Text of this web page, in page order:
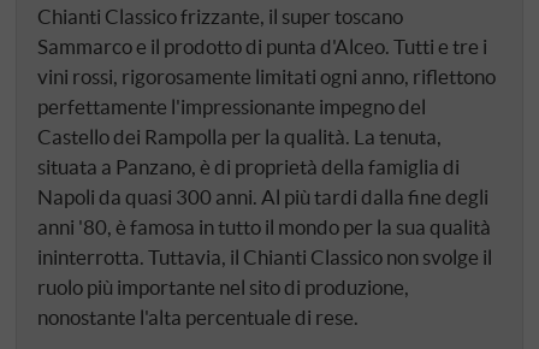
Chianti Classico frizzante, il super toscano
Sammarco e il prodotto di punta d'Alceo. Tutti e tre i
vini rossi, rigorosamente limitati ogni anno, riflettono
perfettamente l'impressionante impegno del
Castello dei Rampolla per la qualità. La tenuta,
situata a Panzano, è di proprietà della famiglia di
Napoli da quasi 300 anni. Al più tardi dalla fine degli
anni '80, è famosa in tutto il mondo per la sua qualità
ininterrotta. Tuttavia, il Chianti Classico non svolge il
ruolo più importante nel sito di produzione,
nonostante l'alta percentuale di rese.